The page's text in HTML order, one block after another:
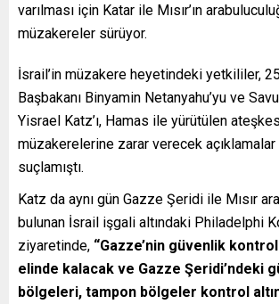
varılması için Katar ile Mısır’ın
müzakereler sürüyor.
İsrail’in müzakere heyetindeki yetkililer,
Başbakanı Binyamin Netanyahu’yu ve
Yisrael Katz’ı, Hamas ile yürütülen
müzakerelerine zarar verecek
suçlamıştı.
Katz da aynı gün Gazze Şeridi ile Mısır
bulunan İsrail işgali altındaki Philadelphi
ziyaretinde, “Gazze’nin güvenlik
elinde kalacak ve Gazze Şeridi’ndeki
bölgeleri, tampon bölgeler kontrol